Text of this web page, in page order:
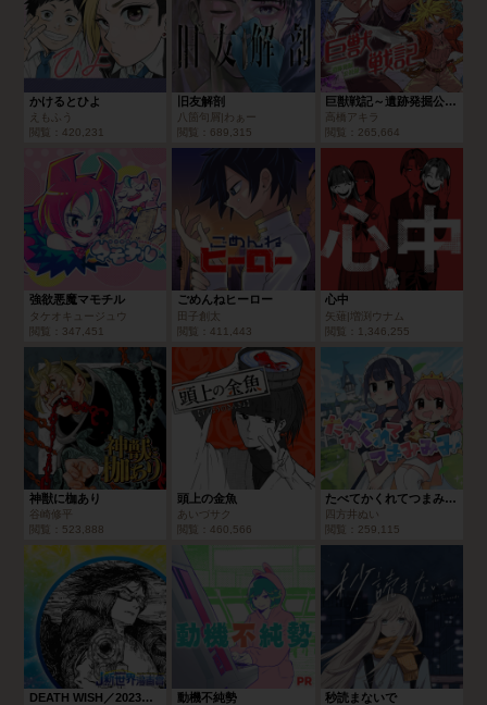
かけるとひよ
えもふう
閲覧：
420,231
旧友解剖
八箇句屑|わぁー
閲覧：
689,315
巨獣戦記～遺跡発掘公社録～
高橋アキラ
閲覧：
265,664
強欲悪魔マモチル
タケオキュージュウ
閲覧：
347,451
ごめんねヒーロー
田子創太
閲覧：
411,443
心中
矢薙|増渕ウナム
閲覧：
1,346,255
神獣に枷あり
谷崎修平
閲覧：
523,888
頭上の金魚
あいづサク
閲覧：
460,566
たべてかくれてつまみみみ
四方井ぬい
閲覧：
259,115
DEATH WISH／2023年10月期JUMP新世界漫画賞 動機不純勢 秒読まないで